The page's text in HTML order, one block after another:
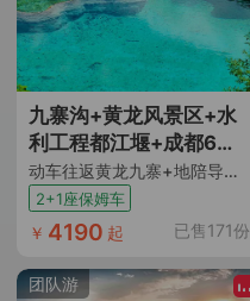
九寨沟+黄龙风景区+水
利工程都江堰+成都6日
跟团游
动车往返黄龙九寨+地陪导游陪同 DIY行程二选一 行程2+1座保姆车 全程入住网评5钻酒店+2晚连住九寨沟沟口
2+1座保姆车
￥ 4190 起 已售171份
团队游